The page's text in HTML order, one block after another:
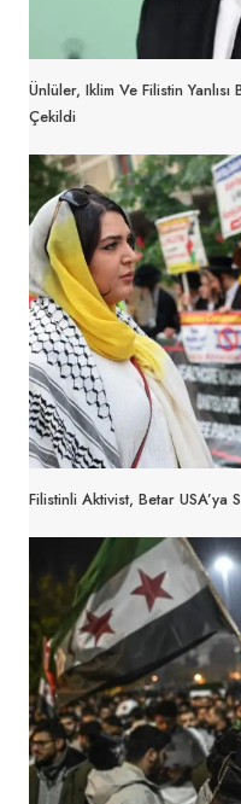
Ünlüler, Iklim Ve Filistin
Çekildi
Filistinli Aktivist, Betar USA’ya